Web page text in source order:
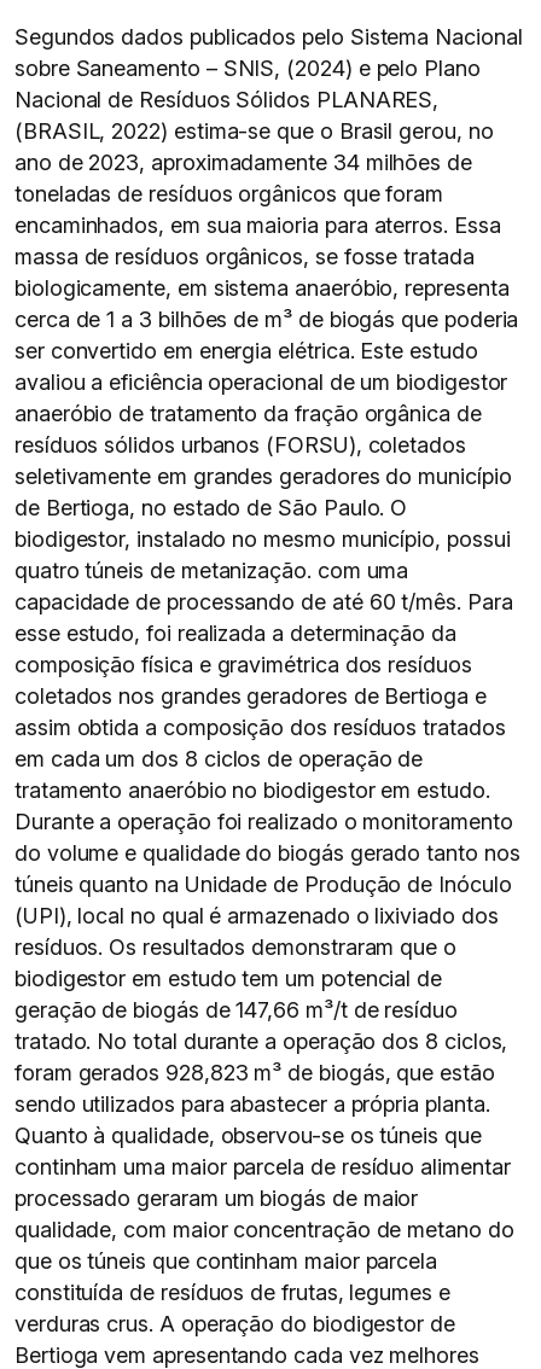
Segundos dados publicados pelo Sistema Nacional
sobre Saneamento – SNIS, (2024) e pelo Plano
Nacional de Resíduos Sólidos PLANARES,
(BRASIL, 2022) estima-se que o Brasil gerou, no
ano de 2023, aproximadamente 34 milhões de
toneladas de resíduos orgânicos que foram
encaminhados, em sua maioria para aterros. Essa
massa de resíduos orgânicos, se fosse tratada
biologicamente, em sistema anaeróbio, representa
cerca de 1 a 3 bilhões de m³ de biogás que poderia
ser convertido em energia elétrica. Este estudo
avaliou a eficiência operacional de um biodigestor
anaeróbio de tratamento da fração orgânica de
resíduos sólidos urbanos (FORSU), coletados
seletivamente em grandes geradores do município
de Bertioga, no estado de São Paulo. O
biodigestor, instalado no mesmo município, possui
quatro túneis de metanização. com uma
capacidade de processando de até 60 t/mês. Para
esse estudo, foi realizada a determinação da
composição física e gravimétrica dos resíduos
coletados nos grandes geradores de Bertioga e
assim obtida a composição dos resíduos tratados
em cada um dos 8 ciclos de operação de
tratamento anaeróbio no biodigestor em estudo.
Durante a operação foi realizado o monitoramento
do volume e qualidade do biogás gerado tanto nos
túneis quanto na Unidade de Produção de Inóculo
(UPI), local no qual é armazenado o lixiviado dos
resíduos. Os resultados demonstraram que o
biodigestor em estudo tem um potencial de
geração de biogás de 147,66 m³/t de resíduo
tratado. No total durante a operação dos 8 ciclos,
foram gerados 928,823 m³ de biogás, que estão
sendo utilizados para abastecer a própria planta.
Quanto à qualidade, observou-se os túneis que
continham uma maior parcela de resíduo alimentar
processado geraram um biogás de maior
qualidade, com maior concentração de metano do
que os túneis que continham maior parcela
constituída de resíduos de frutas, legumes e
verduras crus. A operação do biodigestor de
Bertioga vem apresentando cada vez melhores